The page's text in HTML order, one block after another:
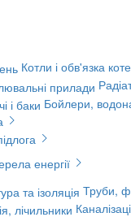
Котли і обв'язка
Бойлери,
енергії
Труби,